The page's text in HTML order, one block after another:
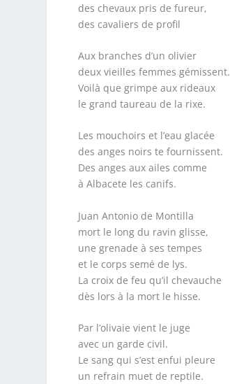
des chevaux pris de fureur,
des cavaliers de profil
Aux branches d’un olivier
deux vieilles femmes gémissent.
Voilà que grimpe aux rideaux
le grand taureau de la rixe.
Les mouchoirs et l’eau glacée
des anges noirs te fournissent.
Des anges aux ailes comme
à Albacete les canifs.
Juan Antonio de Montilla
mort le long du ravin glisse,
une grenade à ses tempes
et le corps semé de lys.
La croix de feu qu’il chevauche
dès lors à la mort le hisse.
Par l’olivaie vient le juge
avec un garde civil.
Le sang qui s’est enfui pleure
un refrain muet de reptile.